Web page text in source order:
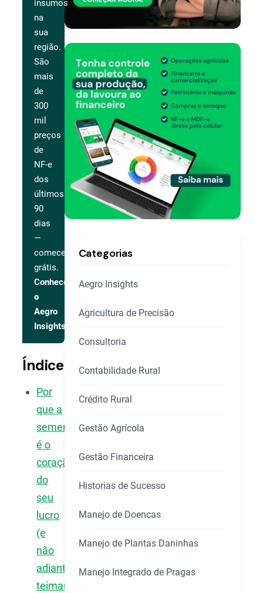
insumos
na
sua
região.
São
mais
de
300
mil
preços
de
NF-e
dos
últimos
90
dias
—
comece
grátis.
Conhecer
o
Aegro
Insights
Índice
Por
que a
semente
é o
coração
do
seu
lucro
(e
não
adianta
teimar)
Categorias
Aegro Insights
Agricultura de Precisão
Consultoria
Contabilidade Rural
Crédito Rural
Gestão Agrícola
Gestão Financeira
Historias de Sucesso
Manejo de Doencas
Manejo de Plantas Daninhas
Manejo Integrado de Pragas